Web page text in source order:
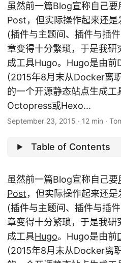
虽然前一篇Blog宣称自己
Post，但实际操作起来还
(插件与主题间、插件与插
章变得十分繁琐，于是我研
成工具Hugo。Hugo是由前
(2015年8月末从Docker离
的一个开源静态站点生成工
Octopress或Hexo...
September 23, 2015 · 12 min ·
Table of Contents
虽然前一篇Blog宣称自己要
Post，但实际操作起来还
(插件与主题间、插件与插
章变得十分繁琐，于是我研
成工具Hugo。Hugo是由前
(2015年8月末从Docker离职